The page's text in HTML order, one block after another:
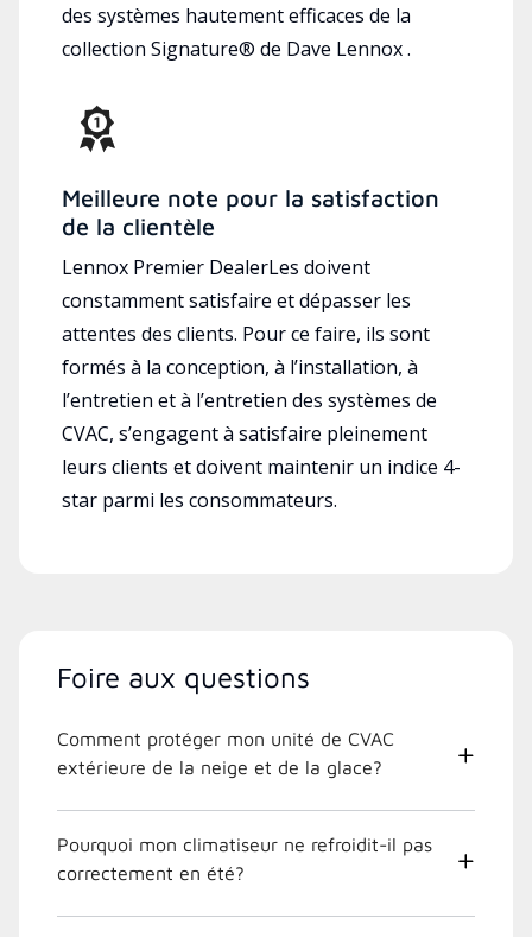
des systèmes hautement efficaces de la
collection Signature® de Dave Lennox .
Meilleure note pour la satisfaction
de la clientèle
Lennox Premier DealerLes doivent
constamment satisfaire et dépasser les
attentes des clients. Pour ce faire, ils sont
formés à la conception, à l’installation, à
l’entretien et à l’entretien des systèmes de
CVAC, s’engagent à satisfaire pleinement
leurs clients et doivent maintenir un indice 4-
star parmi les consommateurs.
Foire aux questions
Comment protéger mon unité de CVAC
extérieure de la neige et de la glace?
Pourquoi mon climatiseur ne refroidit-il pas
correctement en été?